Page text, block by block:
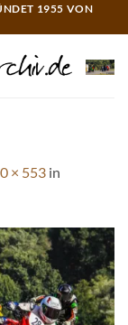
1955 VON
× 553 in